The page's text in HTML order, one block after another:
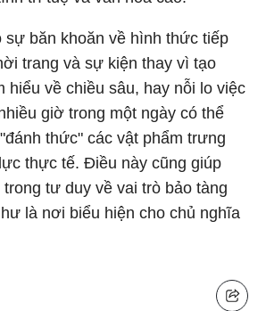
sự băn khoăn về hình thức tiếp
trang và sự kiện thay vì tạo
hiểu về chiều sâu, hay nỗi lo việc
giờ trong một ngày có thể
thức" các vật phẩm trưng
thực tế. Điều này cũng giúp
tư duy về vai trò bảo tàng
là nơi biểu hiện cho chủ nghĩa